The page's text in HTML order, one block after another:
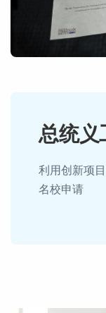
总统义
利用创新项
名校申请